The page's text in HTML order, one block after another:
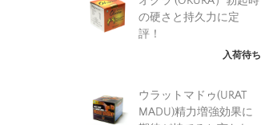
の硬さと持久力に定
評！
入荷待ち
ウラットマドゥ(URAT
MADU)精力増強効果に